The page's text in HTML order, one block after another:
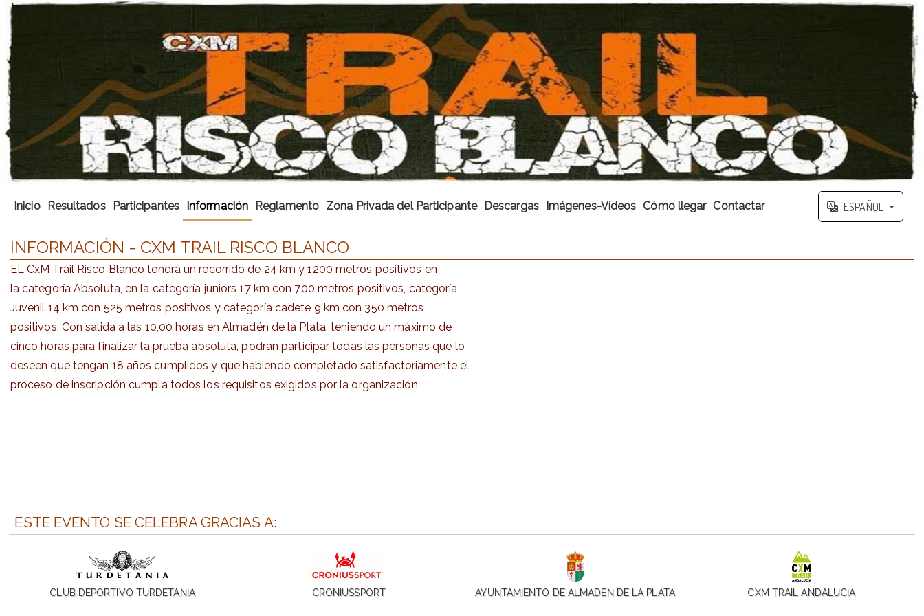
Inicio Resultados Participantes Información Reglamento Zona Privada del Participante Descargas Imágenes-Vídeos Cómo llegar Contactar ESPAÑOL
INFORMACIÓN - CXM TRAIL RISCO BLANCO
EL CxM Trail Risco Blanco tendrá un recorrido de 24 km y 1200 metros positivos en
la categoría Absoluta, en la categoría juniors 17 km con 700 metros positivos, categoría
Juvenil 14 km con 525 metros positivos y categoría cadete 9 km con 350 metros
positivos. Con salida a las 10,00 horas en Almadén de la Plata, teniendo un máximo de
cinco horas para finalizar la prueba absoluta, podrán participar todas las personas que lo
deseen que tengan 18 años cumplidos y que habiendo completado satisfactoriamente el
proceso de inscripción cumpla todos los requisitos exigidos por la organización.
ESTE EVENTO SE CELEBRA GRACIAS A:
CLUB DEPORTIVO TURDETANIA CRONIUSSPORT AYUNTAMIENTO DE ALMADEN DE LA PLATA CXM TRAIL ANDALUCIA